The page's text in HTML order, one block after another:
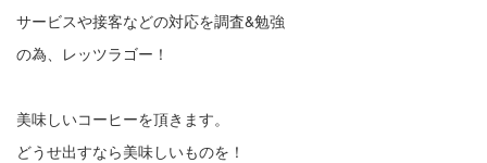
サービスや接客などの対応を調査&勉強
の為、レッツラゴー！
美味しいコーヒーを頂きます。
どうせ出すなら美味しいものを！